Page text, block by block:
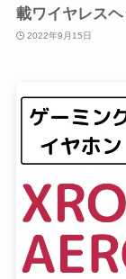
載ワイヤレス
2022年9月15日